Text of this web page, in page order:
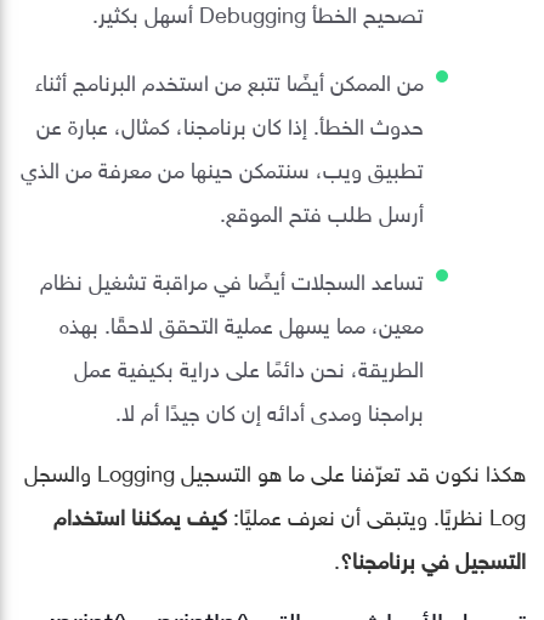
تصحيح الخطأ Debugging أسهل بكثير.
من الممكن أيضًا تتبع من استخدم البرنامج أثناء
حدوث الخطأ. إذا كان برنامجنا، كمثال، عبارة عن
تطبيق ويب، سنتمكن حينها من معرفة من الذي
أرسل طلب فتح الموقع.
تساعد السجلات أيضًا في مراقبة تشغيل نظام
معين، مما يسهل عملية التحقق لاحقًا. بهذه
الطريقة، نحن دائمًا على دراية بكيفية عمل
برامجنا ومدى أدائه إن كان جيدًا أم لا.
هكذا نكون قد تعرّفنا على ما هو التسجيل Logging والسجل
Log نظريًا. ويتبقى أن نعرف عمليًا:
كيف يمكننا استخدام
التسجيل في برنامجنا؟.